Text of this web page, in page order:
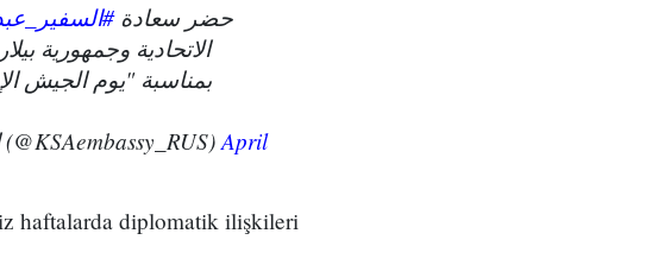
حضر سعادة
الاتحادية وجمهورية
بمناسبة "يوم الجيش
— Посольство КСА в России السفارة في روسيا الاتحادية (@KSAembassy_RUS)April
haftalarda diplomatik ilişkileri